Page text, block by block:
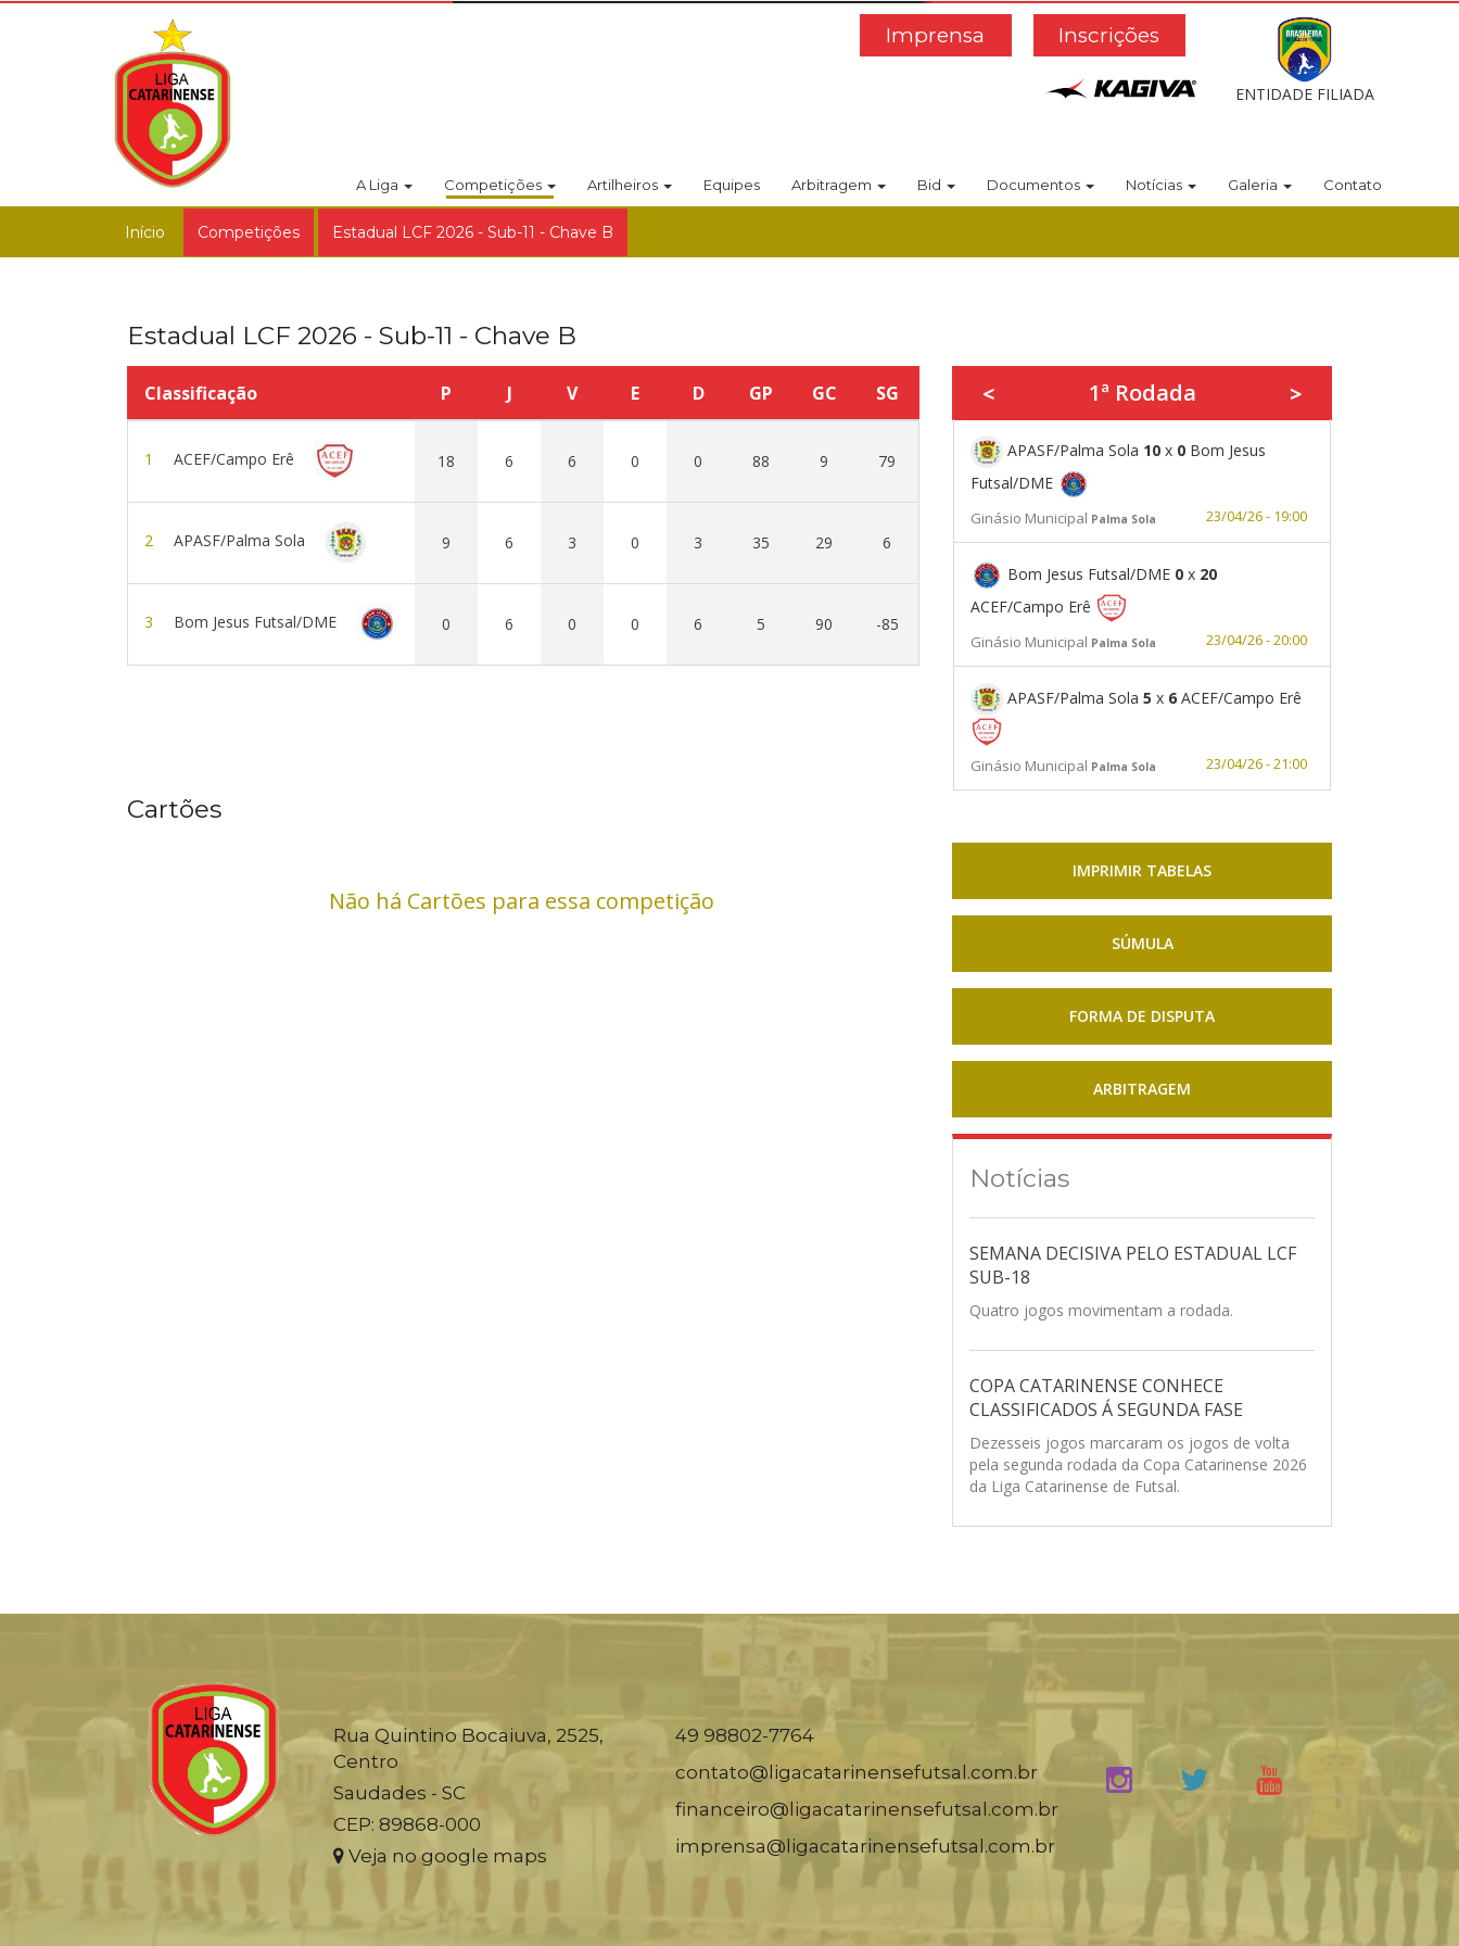
Inscrições
Imprensa
ENTIDADE FILIADA
A Liga Competições Artilheiros Equipes Arbitragem Bid Documentos Notícias Galeria Contato
Início Competições Estadual LCF 2026 - Sub-11 - Chave B
Estadual LCF 2026 - Sub-11 - Chave B
Classificação P J V E D GP GC SG
1 ACEF/Campo Erê 18 6 6 0 0 88 9 79
2 APASF/Palma Sola 9 6 3 0 3 35 29 6
3 Bom Jesus Futsal/DME 0 6 0 0 6 5 90 -85
< 1ª Rodada >
APASF/Palma Sola 10 x 0 Bom Jesus
Futsal/DME
Ginásio Municipal Palma Sola 23/04/26 - 19:00
Bom Jesus Futsal/DME 0 x 20
ACEF/Campo Erê
Ginásio Municipal Palma Sola 23/04/26 - 20:00
APASF/Palma Sola 5 x 6 ACEF/Campo Erê
Ginásio Municipal Palma Sola 23/04/26 - 21:00
Cartões
Não há Cartões para essa competição
IMPRIMIR TABELAS
SÚMULA
FORMA DE DISPUTA
ARBITRAGEM
Notícias
SEMANA DECISIVA PELO ESTADUAL LCF
SUB-18
Quatro jogos movimentam a rodada.
COPA CATARINENSE CONHECE
CLASSIFICADOS Á SEGUNDA FASE
Dezesseis jogos marcaram os jogos de volta
pela segunda rodada da Copa Catarinense 2026
da Liga Catarinense de Futsal.
Rua Quintino Bocaiuva, 2525,
Centro
Saudades - SC
CEP: 89868-000
Veja no google maps
49 98802-7764
contato@ligacatarinensefutsal.com.br
financeiro@ligacatarinensefutsal.com.br
imprensa@ligacatarinensefutsal.com.br